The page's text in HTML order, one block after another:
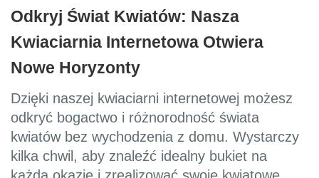
Odkryj Świat Kwiatów: Nasza
Kwiaciarnia Internetowa Otwiera
Nowe Horyzonty
Dzięki naszej kwiaciarni internetowej możesz
odkryć bogactwo i różnorodność świata
kwiatów bez wychodzenia z domu. Wystarczy
kilka chwil, aby znaleźć idealny bukiet na